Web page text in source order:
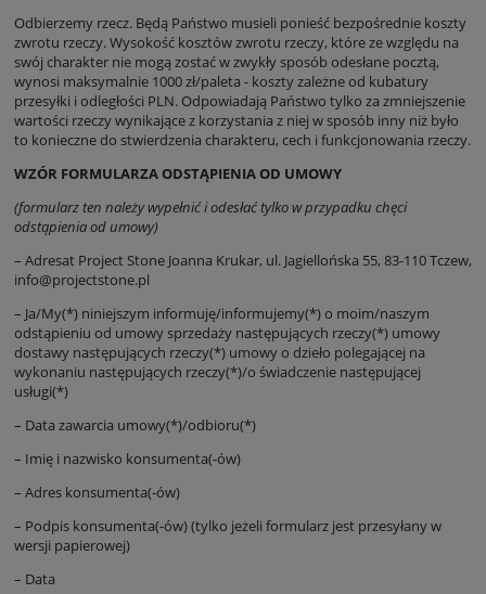
Odbierzemy rzecz. Będą Państwo musieli ponieść bezpośrednie koszty
zwrotu rzeczy. Wysokość kosztów zwrotu rzeczy, które ze względu na
swój charakter nie mogą zostać w zwykły sposób odesłane pocztą,
wynosi maksymalnie 1000 zł/paleta - koszty zależne od kubatury
przesyłki i odległości PLN. Odpowiadają Państwo tylko za zmniejszenie
wartości rzeczy wynikające z korzystania z niej w sposób inny niż było
to konieczne do stwierdzenia charakteru, cech i funkcjonowania rzeczy.
WZÓR FORMULARZA ODSTĄPIENIA OD UMOWY
(formularz ten należy wypełnić i odesłać tylko w przypadku chęci
odstąpienia od umowy)
– Adresat Project Stone Joanna Krukar, ul. Jagiellońska 55, 83-110 Tczew,
info@projectstone.pl
– Ja/My(*) niniejszym informuję/informujemy(*) o moim/naszym
odstąpieniu od umowy sprzedaży następujących rzeczy(*) umowy
dostawy następujących rzeczy(*) umowy o dzieło polegającej na
wykonaniu następujących rzeczy(*)/o świadczenie następującej
usługi(*)
– Data zawarcia umowy(*)/odbioru(*)
– Imię i nazwisko konsumenta(-ów)
– Adres konsumenta(-ów)
– Podpis konsumenta(-ów) (tylko jeżeli formularz jest przesyłany w
wersji papierowej)
– Data